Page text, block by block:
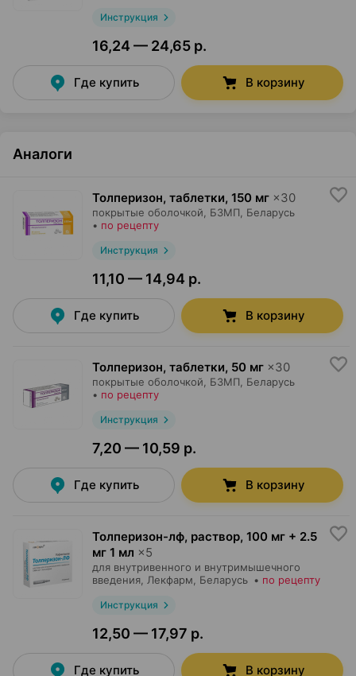
Инструкция
16,24 — 24,65 р.
Где купить В корзину
Аналоги
Толперизон, таблетки, 150 мг ×30
покрытые оболочкой, БЗМП, Беларусь
• по рецепту
Инструкция
11,10 — 14,94 р.
Где купить В корзину
Толперизон, таблетки, 50 мг ×30
покрытые оболочкой, БЗМП, Беларусь
• по рецепту
Инструкция
7,20 — 10,59 р.
Где купить В корзину
Толперизон-лф, раствор, 100 мг + 2.5
мг 1 мл ×5
для внутривенного и внутримышечного
введения, Лекфарм, Беларусь • по рецепту
Инструкция
12,50 — 17,97 р.
Где купить В корзину